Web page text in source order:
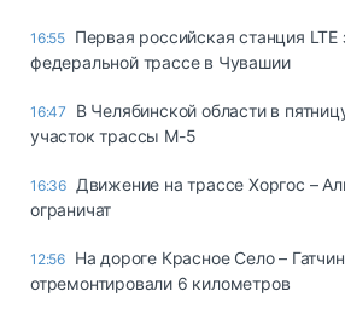
16:55 Первая российская станция LTE
федеральной трассе в Чувашии
16:47
В Челябинской области в
участок трассы М-5
16:36 Движение на трассе Хоргос –
ограничат
12:56 На дороге Красное Село –
отремонтировали 6 километров